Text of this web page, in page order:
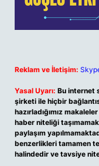
Reklam ve İletişim:
Yasal Uyarı: Bu internet
şirketi ile hiçbir
hazırladığımız
haber niteliği
paylaşım
benzerlikleri tamamen
halindedir ve tavsiye